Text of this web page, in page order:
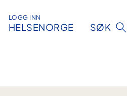
LOGG INN
HELSENORGE SØK